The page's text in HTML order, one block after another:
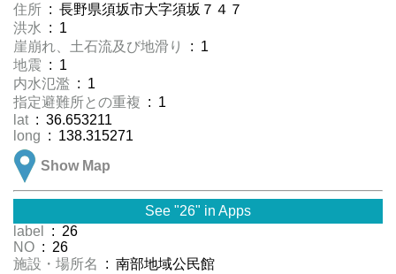
住所 : 長野県須坂市大字須坂７４７
洪水
: 1
崖崩れ、土石流及び地滑り
: 1
地震 : 1
内水氾濫 : 1
指定避難所との重複 : 1
lat : 36.653211
long : 138.315271
Show Map
See "26" in Apps
label
: 26
NO : 26
施設・場所名
: 南部地域公民館